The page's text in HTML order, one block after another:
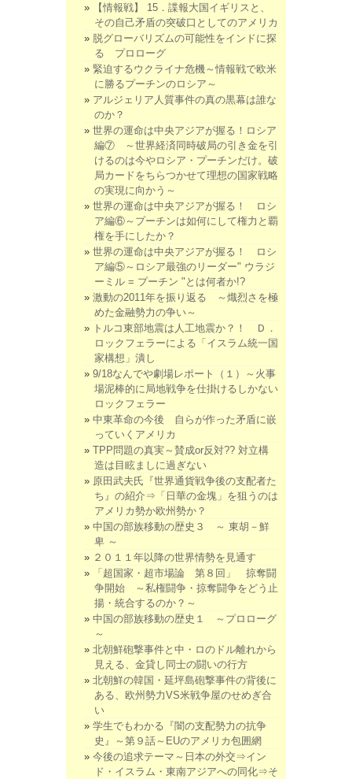
【情報戦】 15．諜報大国イギリスと、
その自己矛盾の突破口としてのアメリカ
脱グローバリズムの可能性をインドに探
る プロローグ
緊迫するウクライナ危機～情報戦で欧米
に勝るプーチンのロシア～
アルジェリア人質事件の真の黒幕は誰な
のか？
世界の運命は中央アジアが握る！ロシア
編⑦ ～世界経済同時破局の引き金を引
けるのは今やロシア・プーチンだけ。破
局カードをちらつかせて理想の国家戦略
の実現に向かう～
世界の運命は中央アジアが握る！ ロシ
ア編⑥～プーチンは如何にして権力と覇
権を手にしたか？
世界の運命は中央アジアが握る！ ロシ
ア編⑤～ロシア最強のリーダー" ウラジ
ーミル = プーチン "とは何者か!?
激動の2011年を振り返る ～熾烈さを極
めた金融勢力の争い～
トルコ東部地震は人工地震か？！ Ｄ．
ロックフェラーによる「イスラム統一国
家構想」潰し
9/18なんでや劇場レポート（１）～火事
場泥棒的に局地戦争を仕掛けるしかない
ロックフェラー
中東革命の今後 自らが作った矛盾に嵌
っていくアメリカ
TPP問題の真実～賛成or反対?? 対立構
造は目眩ましに過ぎない
原田武夫氏『世界通貨戦争後の支配者た
ち』の紹介⇒「日華の金塊」を狙うのは
アメリカ勢か欧州勢か？
中国の部族移動の歴史３ ～ 東胡－鮮
卑 ～
２０１１年以降の世界情勢を見通す
「超国家・超市場論 第８回」 掠奪闘
争開始 ～私権闘争・掠奪闘争をどう止
揚・統合するのか？～
中国の部族移動の歴史１ ～プロローグ
～
北朝鮮砲撃事件と中・ロのドル離れから
見える、金貸し同士の闘いの行方
北朝鮮の韓国・延坪島砲撃事件の背後に
ある、欧州勢力VS米戦争屋のせめぎ合
い
学生でもわかる『闇の支配勢力の抗争
史』～第９話～EUのアメリカ包囲網
今後の追求テーマ～日本の外交⇒イン
ド・イスラム・東南アジアへの同化⇒そ